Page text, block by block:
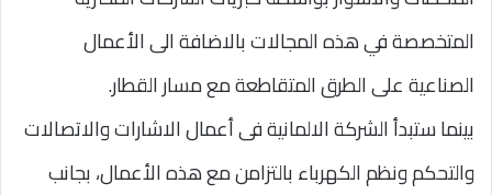
المتخصصة في هذه المجالات بالاضافة الى الأعمال
الصناعية على الطرق المتقاطعة مع مسار القطار.
بينما ستبدأ الشركة الالمانية فى أعمال الاشارات والاتصالات
والتحكم ونظم الكهرباء بالتزامن مع هذه الأعمال، بجانب